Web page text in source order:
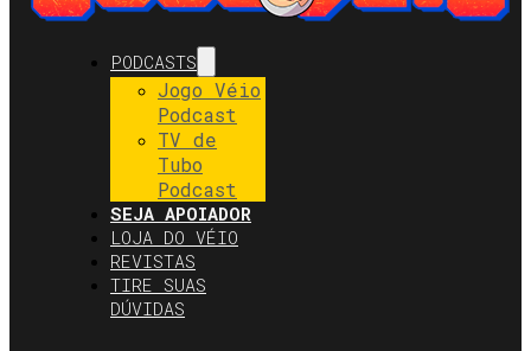
PODCASTS
Jogo Véio
Podcast
TV de
Tubo
Podcast
SEJA APOIADOR
LOJA DO VÉIO
REVISTAS
TIRE SUAS
DÚVIDAS